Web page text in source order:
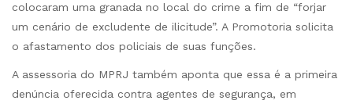
colocaram uma granada no local do crime a fim de “forjar
um cenário de excludente de ilicitude”. A Promotoria solicita
o afastamento dos policiais de suas funções.
A assessoria do MPRJ também aponta que essa é a primeira
denúncia oferecida contra agentes de segurança, em